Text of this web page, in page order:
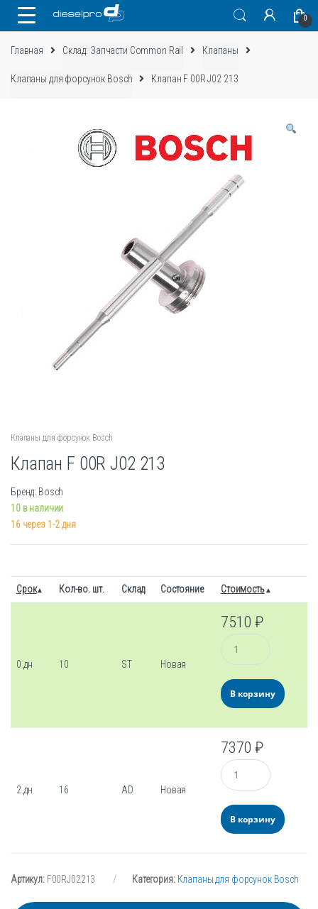
0
Главная Склад: Запчасти Common Rail Клапаны
Клапаны для форсунок Bosch Клапан F 00R J02 213
Клапаны для форсунок Bosch
Клапан F 00R J02 213
Бренд: Bosch
10 в наличии
16 через 1-2 дня
Срок Кол-во. шт. Склад Состояние Стоимость
0 дн 10 ST Новая
7510₽
Количество
В корзину
2 дн 16 AD Новая
7370₽
Количество
В корзину
Артикул: F00RJ02213 Категория: Клапаны для форсунок Bosch